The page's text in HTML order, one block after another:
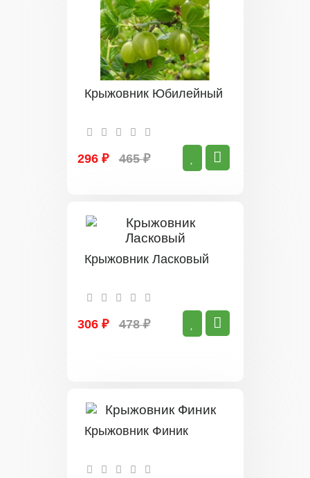
Крыжовник Юбилейный
296 ₽ 465 ₽
Крыжовник Ласковый
306 ₽ 478 ₽
Крыжовник Финик